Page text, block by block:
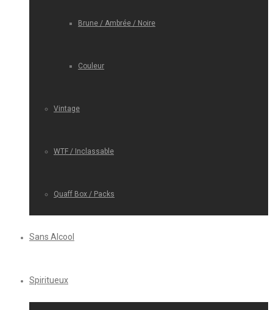
Brune / Ambrée / Noire
Couleur
Vintage
WTF / Inclassable
Quaff Box / Packs
Sans Alcool
Spiritueux